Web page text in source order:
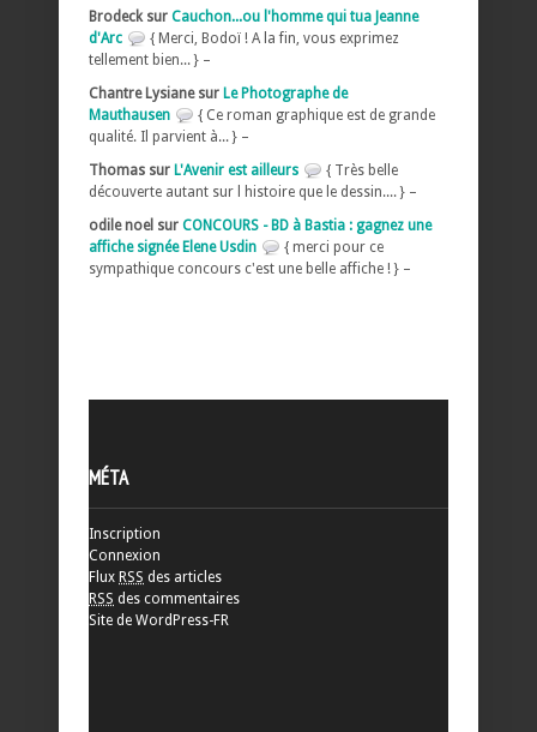
Brodeck sur Cauchon...ou l'homme qui tua Jeanne
d'Arc
{ Merci, Bodoï ! A la fin, vous exprimez
tellement bien... } –
Chantre Lysiane sur Le Photographe de
Mauthausen
{ Ce roman graphique est de grande
qualité. Il parvient à... } –
Thomas sur L'Avenir est ailleurs
{ Très belle
découverte autant sur l histoire que le dessin.... } –
odile noel sur CONCOURS - BD à Bastia : gagnez une
affiche signée Elene Usdin
{ merci pour ce
sympathique concours c'est une belle affiche ! } –
MÉTA
Inscription
Connexion
Flux RSS des articles
RSS des commentaires
Site de WordPress-FR